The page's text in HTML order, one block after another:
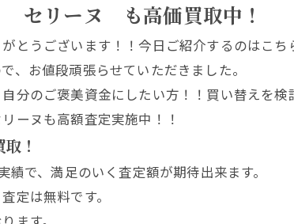
リーヌ も高価買取中！
とうございます！！今日ご紹介するのはこち
、お値段頑張らせていただきました。
分のご褒美資金にしたい方！！買い替えを
ーヌも高額査定実施中！！
！
績で、満足のいく査定額が期待出来ます。
定は無料です。